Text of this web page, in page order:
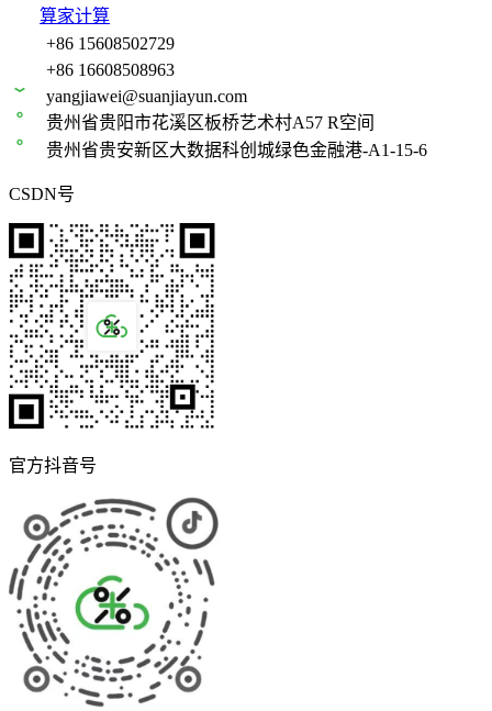
算家计算
+86 15608502729
+86 16608508963
yangjiawei@suanjiayun.com
贵州省贵阳市花溪区板桥艺术村A57 R空间
贵州省贵安新区大数据科创城绿色金融港-A1-15-6
CSDN号
官方抖音号